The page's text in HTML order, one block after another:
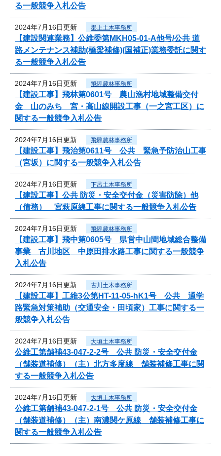
る一般競争入札公告
2024年7月16日更新 郡上土木事務所
【建設関連業務】公維委第MKH05-01-A他号/公共 道
路メンテナンス補助(橋梁補修)(国補正)業務委託に関す
る一般競争入札公告
2024年7月16日更新 飛騨農林事務所
【建設工事】飛林第0601号 農山漁村地域整備交付
金 山のみち 宮・高山線開設工事（一之宮工区）に
関する一般競争入札公告
2024年7月16日更新 飛騨農林事務所
【建設工事】飛治第0611号 公共 緊急予防治山工事
（宮坂）に関する一般競争入札公告
2024年7月16日更新 下呂土木事務所
【建設工事】公共 防災・安全交付金（災害防除）他
（債務） 宮萩原線工事に関する一般競争入札公告
2024年7月16日更新 飛騨農林事務所
【建設工事】飛中第0605号 県営中山間地域総合整備
事業 古川地区 中原田排水路工事に関する一般競争
入札公告
2024年7月16日更新 古川土木事務所
【建設工事】工維3公第HT-11-05-hK1号 公共 通学
路緊急対策補助（交通安全・田頃家）工事に関する一
般競争入札公告
2024年7月16日更新 大垣土木事務所
公維工第舗補43-047-2-2号 公共 防災・安全交付金
（舗装道補修）（主）北方多度線 舗装補修工事に関
する一般競争入札公告
2024年7月16日更新 大垣土木事務所
公維工第舗補43-047-2-1号 公共 防災・安全交付金
（舗装道補修）（主）南濃関ケ原線 舗装補修工事に
関する一般競争入札公告